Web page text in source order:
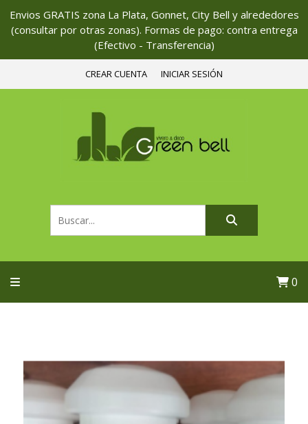
Envios GRATIS zona La Plata, Gonnet, City Bell y alrededores
(consultar por otras zonas). Formas de pago: contra entrega
(Efectivo - Transferencia)
CREAR CUENTA INICIAR SESIÓN
0